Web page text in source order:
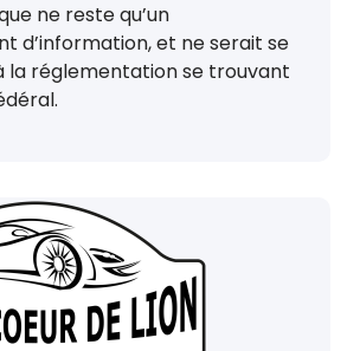
ne reste qu’un
d’information, et ne serait se
la réglementation se trouvant